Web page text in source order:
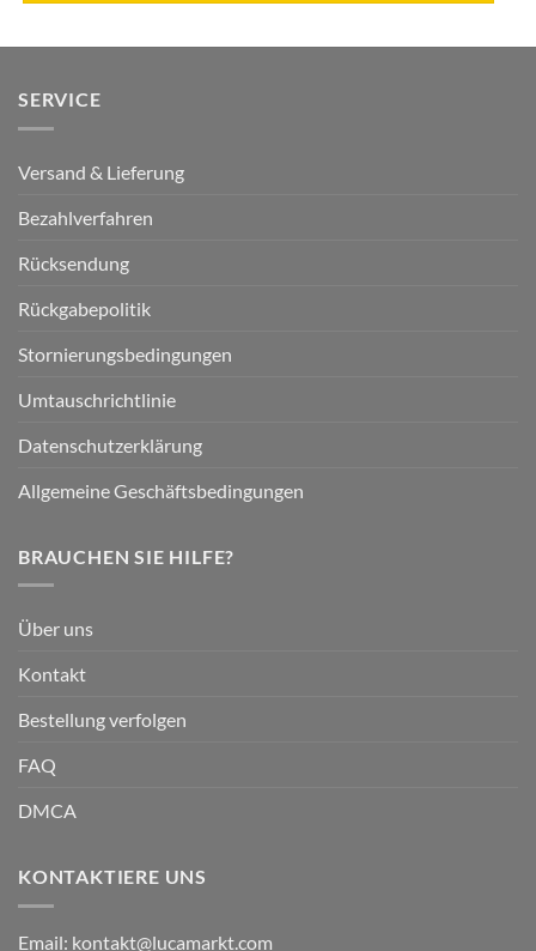
SERVICE
Versand & Lieferung
Bezahlverfahren
Rücksendung
Rückgabepolitik
Stornierungsbedingungen
Umtauschrichtlinie
Datenschutzerklärung
Allgemeine Geschäftsbedingungen
BRAUCHEN SIE HILFE?
Über uns
Kontakt
Bestellung verfolgen
FAQ
DMCA
KONTAKTIERE UNS
Email: kontakt@lucamarkt.com